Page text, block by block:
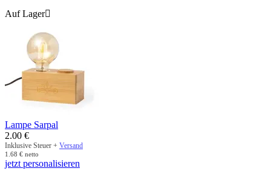
Auf Lager
Lampe Sarpal
2.00 €
Inklusive Steuer + Versand
1.68 € netto
jetzt personalisieren